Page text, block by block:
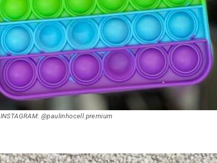
INSTAGRAM: @paulinhocell.premium